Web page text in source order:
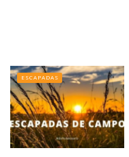
ESCAPADAS